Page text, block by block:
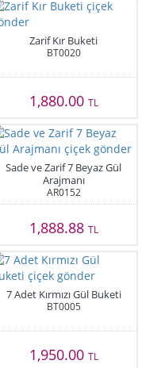
Zarif Kır Buketi
BT0020
1,880.00 TL
Sade ve Zarif 7 Beyaz Gül
Arajmanı
AR0152
1,888.88 TL
7 Adet Kırmızı Gül Buketi
BT0005
1,950.00 TL